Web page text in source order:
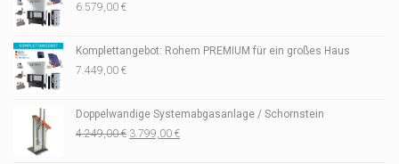
6.579,00 €
Komplettangebot: Rohem PREMIUM für ein großes Haus
7.449,00 €
Doppelwandige Systemabgasanlage / Schornstein
4.249,00€ Ursprünglicher
3.799,00 €Aktueller